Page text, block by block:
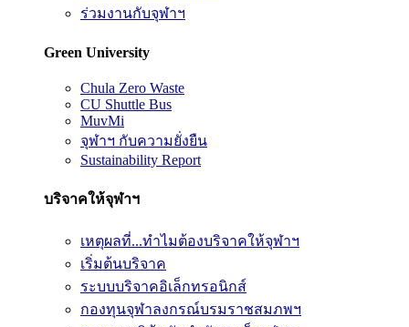
ร่วมงานกับจุฬาฯ
Green University
Chula Zero Waste
CU Shuttle Bus
MuvMi
จุฬาฯ กับความยั่งยืน
Sustainability Report
บริจาคให้จุฬาฯ
เหตุผลที่...ทำไมต้องบริจาคให้จุฬาฯ
เริ่มต้นบริจาค
ระบบบริจาคอิเล็กทรอนิกส์
กองทุนจุฬาลงกรณ์บรมราชสมภพฯ